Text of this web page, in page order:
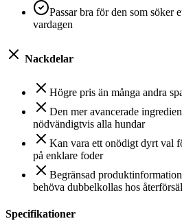
Passar bra för den som söker
vardagen
Nackdelar
Högre pris än många andra
Den mer avancerade
nödvändigtvis alla hundar
Kan vara ett onödigt dyrt val
på enklare foder
Begränsad
behöva dubbelkollas hos
Specifikationer